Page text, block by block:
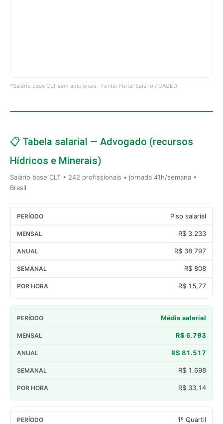
*Salário base CLT sem adicionais · Fonte: Portal Salário / CAGED
📋 Tabela salarial — Advogado (recursos
Hídricos e Minerais)
Salário base CLT • 242 profissionais • jornada 41h/semana •
Brasil
Piso salarial
R$ 3.233
R$ 38.797
R$ 808
R$ 15,77
Média salarial
R$ 6.793
R$ 81.517
R$ 1.698
R$ 33,14
1º Quartil